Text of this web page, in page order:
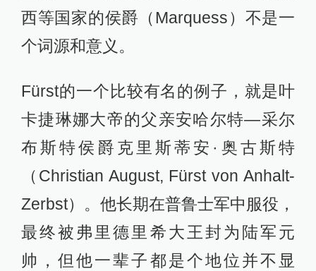
西等国家的侯爵（Marquess）不是一
个词源和意义。
Fürst的一个比较有名的例子，就是叶
卡捷琳娜大帝的父亲安哈尔特—采尔
布斯特侯爵克里斯蒂安·奥古斯特
（Christian August, Fürst von Anhalt-
Zerbst）。他长期在普鲁士军中服役，
最终被弗里德里希大王封为陆军元
帅，但他一辈子都是个地位并不显